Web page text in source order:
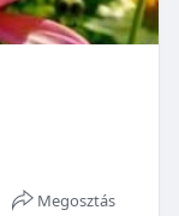
Megosztás